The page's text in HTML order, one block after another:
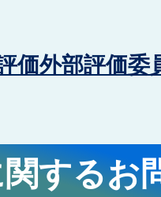
価外部評価
するお